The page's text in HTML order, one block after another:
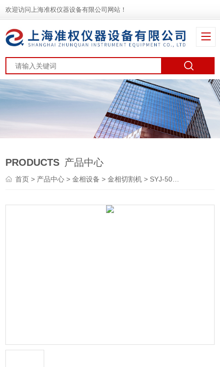
欢迎访问上海准权仪器设备有限公司网站！
PRODUCTS 产品中心
首页> 产品中心 >金相设备 >金相切割机 > SYJ-50金相试样切割机